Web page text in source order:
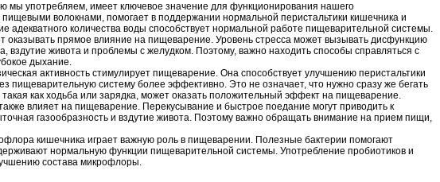
мы употребляем, имеет ключевое значение для функционирования нашего
волокнами, помогает в поддержании нормальной перистальтики кишечника и
адекватного количества воды способствует нормальной работе пищеварительной системы.
оказывать прямое влияние на пищеварение. Уровень стресса может вызывать дисфункцию
вздутие живота и проблемы с желудком. Поэтому, важно находить способы справляться с
дыхание.
активность стимулирует пищеварение. Она способствует улучшению перистальтики
пищеварительную систему более эффективно. Это не означает, что нужно сразу же бегать
как ходьба или зарядка, может оказать положительный эффект на пищеварение.
влияет на пищеварение. Перекусывание и быстрое поедание могут приводить к
газообразность и вздутие живота. Поэтому важно обращать внимание на прием пищи,
кишечника играет важную роль в пищеварении. Полезные бактерии помогают
нормальную функции пищеварительной системы. Употребление пробиотиков и
состава микрофлоры.